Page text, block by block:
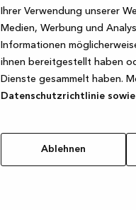
Ihrer Verwendung unserer
Medien, Werbung und
Informationen
ihnen bereitgestellt haben
Dienste gesammelt haben.
Datenschutzrichtlinie
Ablehnen